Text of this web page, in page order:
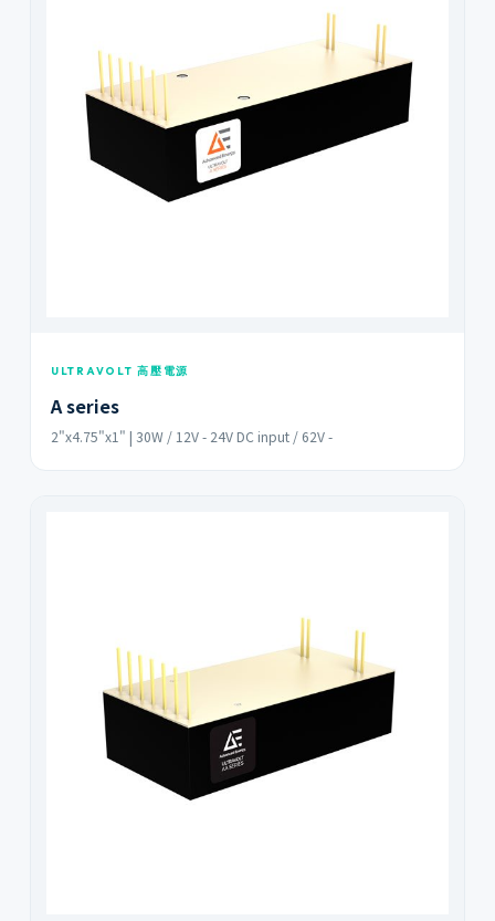
ULTRAVOLT 高壓電源
A series
2"x4.75"x1" | 30W / 12V - 24V DC input / 62V -